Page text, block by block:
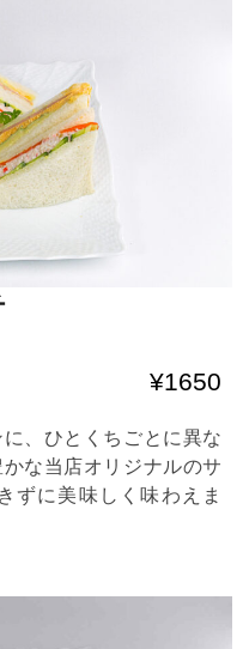
¥1650
、ひとくちごとに異な
な当店オリジナルのサ
ずに美味しく味わえま